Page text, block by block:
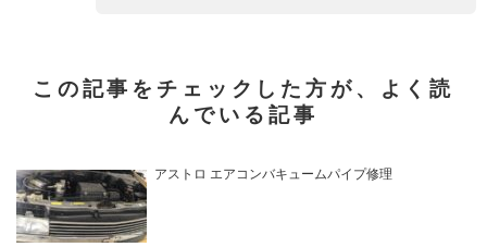
この記事をチェックした方が、よく読
んでいる記事
アストロ エアコンバキュームパイプ修理